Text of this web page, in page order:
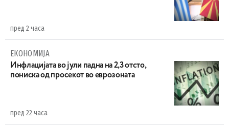
пред 2 часа
ЕКОНОМИЈА
Инфлацијата во јули падна на 2,3 отсто,
пониска од просекот во еврозоната
пред 22 часа